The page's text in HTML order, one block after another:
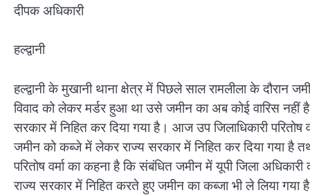
दीपक अधिकारी
हल्द्वानी
हल्द्वानी के मुखानी थाना क्षेत्र में पिछले साल रामलीला के दौरान
विवाद को लेकर मर्डर हुआ था उसे जमीन का अब कोई वारिस
सरकार में निहित कर दिया गया है। आज उप जिलाधिकारी
जमीन को कब्जे में लेकर राज्य सरकार में निहित कर दिया गया है
परितोष वर्मा का कहना है कि संबंधित जमीन में यूपी जिला
राज्य सरकार में निहित करते हुए जमीन का कब्जा भी ले लिया गया